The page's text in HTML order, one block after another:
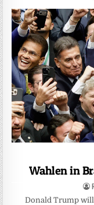
Wahlen in
Donald Trump